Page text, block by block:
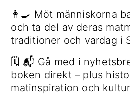
👩‍🍳 Möt människorna
och ta del av deras
traditioner och vardag i
🗓 📬 Gå med i
boken direkt – plus
matinspiration och